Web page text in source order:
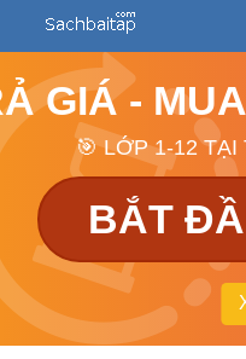
GIÁ -
🎯 LỚP 1-12 TẠI
BẮT